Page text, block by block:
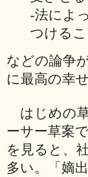
‐法によ
つけるこ
などの論争
に最高の幸
はじめの
ーサー草案
を見ると、
多い。「嫡